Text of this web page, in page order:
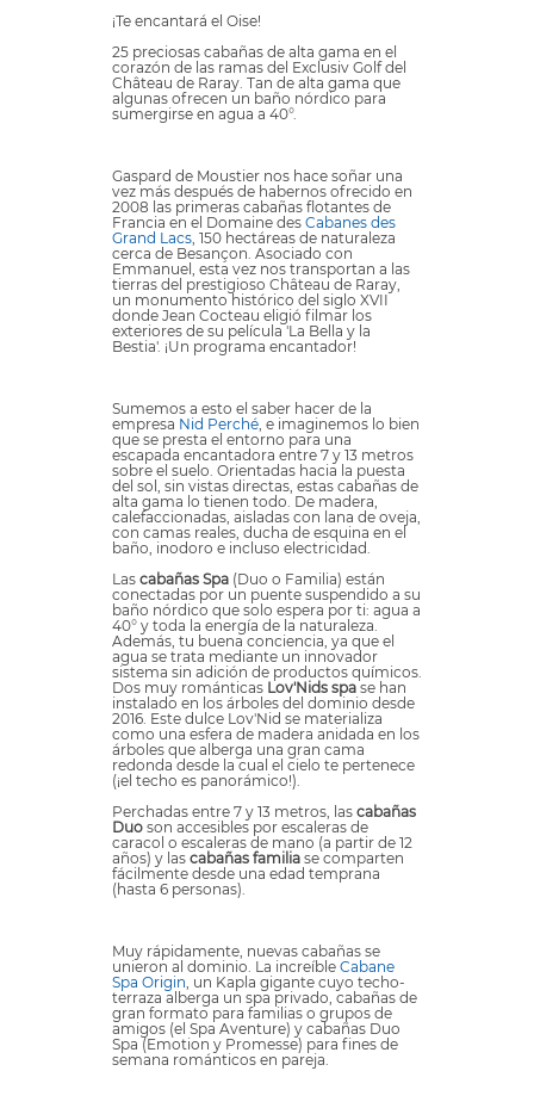
¡Te encantará el Oise!
25 preciosas cabañas de alta gama en el
corazón de las ramas del Exclusiv Golf del
Château de Raray. Tan de alta gama que
algunas ofrecen un baño nórdico para
sumergirse en agua a 40°.
Gaspard de Moustier nos hace soñar una
vez más después de habernos ofrecido en
2008 las primeras cabañas flotantes de
Francia en el Domaine des Cabanes des
Grand Lacs , 150 hectáreas de naturaleza
cerca de Besançon. Asociado con
Emmanuel, esta vez nos transportan a las
tierras del prestigioso Château de Raray,
un monumento histórico del siglo XVII
donde Jean Cocteau eligió filmar los
exteriores de su película 'La Bella y la
Bestia'. ¡Un programa encantador!
Sumemos a esto el saber hacer de la
empresa Nid Perché , e imaginemos lo bien
que se presta el entorno para una
escapada encantadora entre 7 y 13 metros
sobre el suelo. Orientadas hacia la puesta
del sol, sin vistas directas, estas cabañas de
alta gama lo tienen todo. De madera,
calefaccionadas, aisladas con lana de oveja,
con camas reales, ducha de esquina en el
baño, inodoro e incluso electricidad.
Las cabañas Spa (Duo o Familia) están
conectadas por un puente suspendido a su
baño nórdico que solo espera por ti: agua a
40° y toda la energía de la naturaleza.
Además, tu buena conciencia, ya que el
agua se trata mediante un innovador
sistema sin adición de productos químicos.
Dos muy románticas Lov'Nids spa se han
instalado en los árboles del dominio desde
2016. Este dulce Lov'Nid se materializa
como una esfera de madera anidada en los
árboles que alberga una gran cama
redonda desde la cual el cielo te pertenece
(¡el techo es panorámico!).
Perchadas entre 7 y 13 metros, las cabañas
Duo son accesibles por escaleras de
caracol o escaleras de mano (a partir de 12
años) y las cabañas familia se comparten
fácilmente desde una edad temprana
(hasta 6 personas).
Muy rápidamente, nuevas cabañas se
unieron al dominio. La increíble Cabane
Spa Origin , un Kapla gigante cuyo techo-
terraza alberga un spa privado, cabañas de
gran formato para familias o grupos de
amigos (el Spa Aventure) y cabañas Duo
Spa (Emotion y Promesse) para fines de
semana románticos en pareja.